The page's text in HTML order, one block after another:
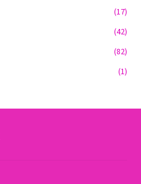
(17)
(42)
(82)
(1)